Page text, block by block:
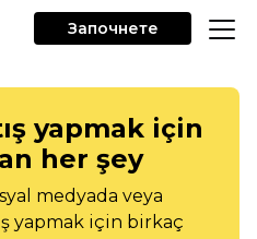
Започнете
yapmak için
her şey
medyada veya
yapmak için birkaç